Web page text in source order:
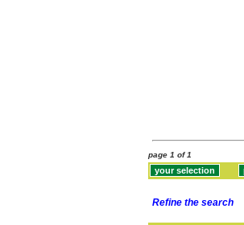
page 1 of 1
Refine the search